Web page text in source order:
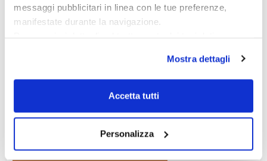
messaggi pubblicitari in linea con le tue preferenze,
manifestate durante la navigazione.
scelte privacy sui cookie, ti invitiamo a prendere visione
dell’informativa cookie.
Chiudendo il banner tramite la “X” prosegui la
dei soli cookie tecnici. Selezionando “Accetta tutti” presti
il tuo consenso alla profilazione che potrai revocare in
ogni momentoRevoca
Mostra dettagli
Accetta tutti
Personalizza